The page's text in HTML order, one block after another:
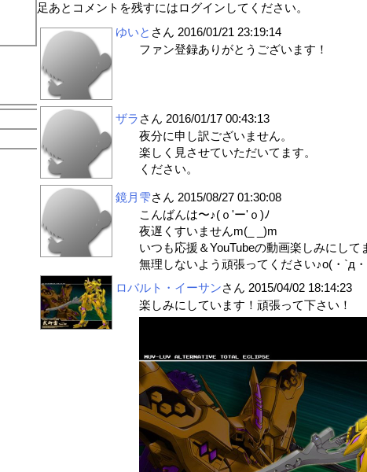
足あとコメントを残すにはログインしてください。
ゆいと さん 2016/01/21 23:19:14
ファン登録ありがとうございます！
ザラ さん 2016/01/17 00:43:13
夜分に申し訳ござい
楽しく見させていただいてま
ください。
鏡月雫さん 2015/08/27 01:30:08
こんばんは〜♪(ｏ'ー'ｏ)ﾉ
夜遅くすいませんm(_ _)m
いつも応援＆YouTubeの動画楽しみにして
無理しないよう頑張ってください♪o(・`д・
ロバルト・イーサンさん 2015/04/02 18:14:23
楽しみにしています！頑張って下さい！